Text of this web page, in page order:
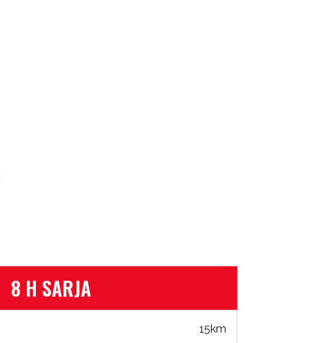
8 H SARJA
15km